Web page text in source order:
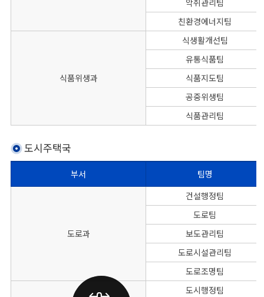
친환경에너지팀
식품위생과
식생활개선팀
유통식품팀
식품지도팀
공중위생팀
식품관리팀
도시주택국
본청 도시주택국의 부서별 팀명, 대표전화, FAX번호를 나타낸 표
부서 팀명
도로과
건설행정팀
도로팀
보도관리팀
도로시설관리팀
도로조명팀
도시행정팀